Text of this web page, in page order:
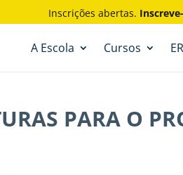
Inscrições abertas.
A Escola Cursos
PARA O